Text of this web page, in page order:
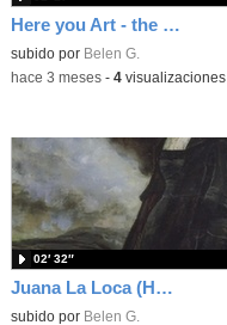
Here you Art - the pitch
Contenido educativo.
subido por Belen G.
-hace 3 meses- 4visualizaciones
Juana La Loca (Here you ART)
Contenido educativo.
subido por Belen G.
02′ 32″